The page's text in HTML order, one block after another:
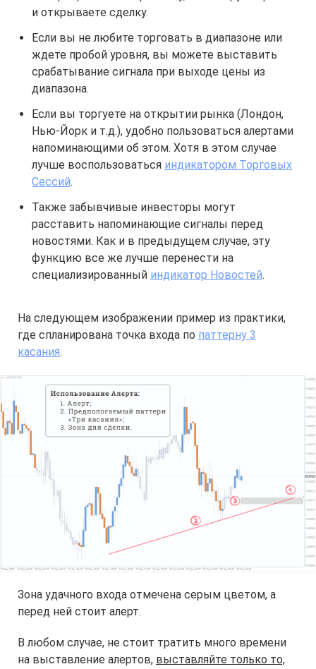
и открываете сделку.
Если вы не любите торговать в диапазоне или
ждете пробой уровня, вы можете выставить
срабатывание сигнала при выходе цены из
диапазона.
Если вы торгуете на открытии рынка (Лондон,
Нью-Йорк и т.д.), удобно пользоваться алертами
напоминающими об этом. Хотя в этом случае
лучше воспользоваться индикатором Торговых
Сессий.
Также забывчивые инвесторы могут
расставить напоминающие сигналы перед
новостями. Как и в предыдущем случае, эту
функцию все же лучше перенести на
специализированный индикатор Новостей.
На следующем изображении пример из практики,
где спланирована точка входа по паттерну 3
касания.
Зона удачного входа отмечена серым цветом, а
перед ней стоит алерт.
В любом случае, не стоит тратить много времени
на выставление алертов, выставляйте только то,